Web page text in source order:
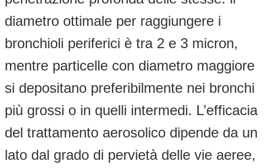
diametro ottimale per raggiungere i
bronchioli periferici è tra 2 e 3 micron,
mentre particelle con diametro maggiore
si depositano preferibilmente nei bronchi
più grossi o in quelli intermedi. L’efficacia
del trattamento aerosolico dipende da un
lato dal grado di pervietà delle vie aeree,